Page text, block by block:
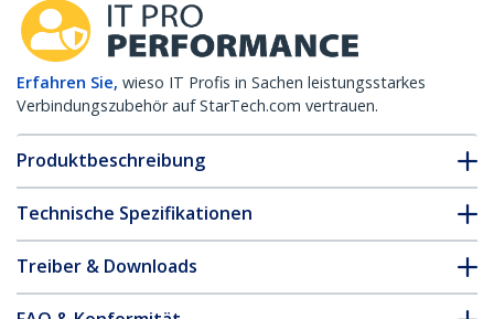
Erfahren Sie, wieso IT Profis in Sachen leistungsstarkes
Verbindungszubehör auf StarTech.com vertrauen.
Produktbeschreibung
Technische Spezifikationen
Treiber & Downloads